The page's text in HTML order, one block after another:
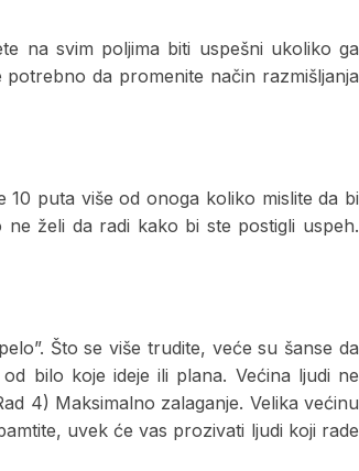
na svim poljima biti uspešni ukoliko ga
da promenite način razmišljanja
puta više od onoga koliko mislite da bi
želi da radi kako bi ste postigli uspeh.
Što se više trudite, veće su šanse da
bilo koje ideje ili plana. Većina ljudi ne
4) Maksimalno zalaganje. Velika većinu
uvek će vas prozivati ljudi koji rade